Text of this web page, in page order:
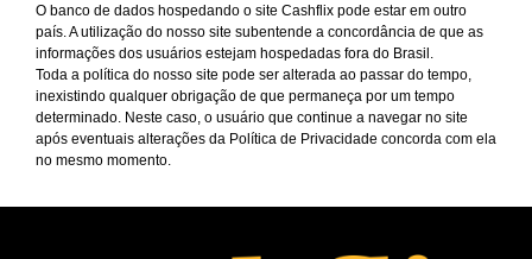
O banco de dados hospedando o site Cashflix pode estar em outro
país. A utilização do nosso site subentende a concordância de que as
informações dos usuários estejam hospedadas fora do Brasil.
Toda a política do nosso site pode ser alterada ao passar do tempo,
inexistindo qualquer obrigação de que permaneça por um tempo
determinado. Neste caso, o usuário que continue a navegar no site
após eventuais alterações da Política de Privacidade concorda com ela
no mesmo momento.